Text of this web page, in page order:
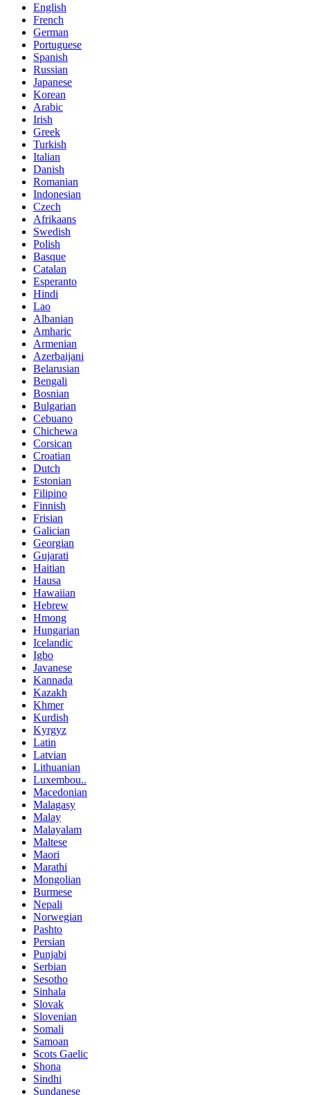
English
French
German
Portuguese
Spanish
Russian
Japanese
Korean
Arabic
Irish
Greek
Turkish
Italian
Danish
Romanian
Indonesian
Czech
Afrikaans
Swedish
Polish
Basque
Catalan
Esperanto
Hindi
Lao
Albanian
Amharic
Armenian
Azerbaijani
Belarusian
Bengali
Bosnian
Bulgarian
Cebuano
Chichewa
Corsican
Croatian
Dutch
Estonian
Filipino
Finnish
Frisian
Galician
Georgian
Gujarati
Haitian
Hausa
Hawaiian
Hebrew
Hmong
Hungarian
Icelandic
Igbo
Javanese
Kannada
Kazakh
Khmer
Kurdish
Kyrgyz
Latin
Latvian
Lithuanian
Luxembou..
Macedonian
Malagasy
Malay
Malayalam
Maltese
Maori
Marathi
Mongolian
Burmese
Nepali
Norwegian
Pashto
Persian
Punjabi
Serbian
Sesotho
Sinhala
Slovak
Slovenian
Somali
Samoan
Scots Gaelic
Shona
Sindhi
Sundanese